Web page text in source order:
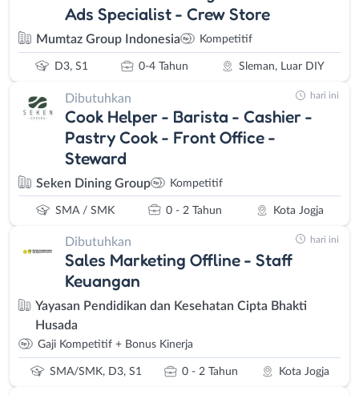
Ads Specialist - Crew Store
Mumtaz Group Indonesia Kompetitif
D3, S1 0-4 Tahun Sleman, Luar DIY
Dibutuhkan
Cook Helper - Barista - Cashier -
Pastry Cook - Front Office -
Steward
Seken Dining Group Kompetitif
SMA / SMK 0 - 2 Tahun Kota Jogja
hari ini
Dibutuhkan
Sales Marketing Offline - Staff
Keuangan
Yayasan Pendidikan dan Kesehatan Cipta Bhakti
Husada
Gaji Kompetitif + Bonus Kinerja
SMA/SMK, D3, S1 0 - 2 Tahun Kota Jogja
hari ini